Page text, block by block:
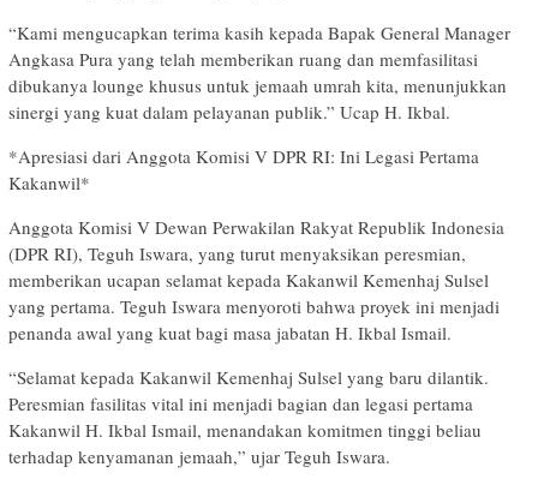
“Kami mengucapkan terima kasih kepada Bapak General Manager
Angkasa Pura yang telah memberikan ruang dan memfasilitasi
dibukanya lounge khusus untuk jemaah umrah kita, menunjukkan
sinergi yang kuat dalam pelayanan publik.” Ucap H. Ikbal.
*Apresiasi dari Anggota Komisi V DPR RI: Ini Legasi Pertama
Kakanwil*
Anggota Komisi V Dewan Perwakilan Rakyat Republik Indonesia
(DPR RI), Teguh Iswara, yang turut menyaksikan peresmian,
memberikan ucapan selamat kepada Kakanwil Kemenhaj Sulsel
yang pertama. Teguh Iswara menyoroti bahwa proyek ini menjadi
penanda awal yang kuat bagi masa jabatan H. Ikbal Ismail.
“Selamat kepada Kakanwil Kemenhaj Sulsel yang baru dilantik.
Peresmian fasilitas vital ini menjadi bagian dan legasi pertama
Kakanwil H. Ikbal Ismail, menandakan komitmen tinggi beliau
terhadap kenyamanan jemaah,” ujar Teguh Iswara.